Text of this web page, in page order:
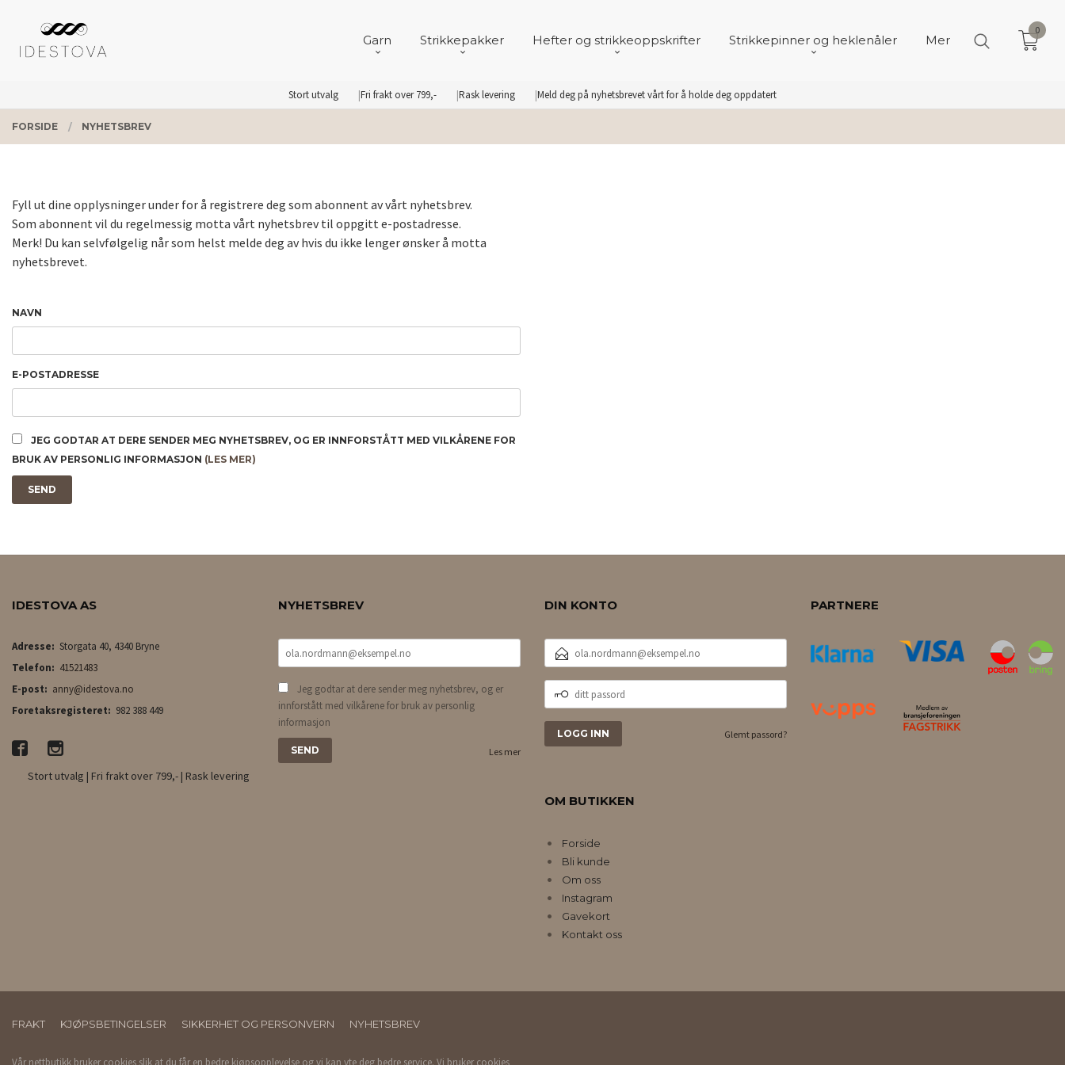
innholdet
Stort utvalg Fri frakt over 799,- Rask levering Meld deg på nyhetsbrevet vårt for å holde deg oppdatert
PRODUKTER
Garn Strikkepakker Hefter og strikkeoppskrifter Strikkepinner og heklenåler Mer
0
FORSIDE NYHETSBREV
Fyll ut dine opplysninger under for å registrere deg som abonnent av vårt nyhetsbrev.
Som abonnent vil du regelmessig motta vårt nyhetsbrev til oppgitt e-postadresse.
Merk! Du kan selvfølgelig når som helst melde deg av hvis du ikke lenger ønsker å motta
nyhetsbrevet.
NAVN
E-POSTADRESSE
JEG GODTAR AT DERE SENDER MEG NYHETSBREV, OG ER INNFORSTÅTT MED VILKÅRENE FOR
BRUK AV PERSONLIG INFORMASJON (LES MER)
IDESTOVA AS
Adresse: Storgata 40, 4340 Bryne
Telefon: 41521483
E-post: anny@idestova.no
Foretaksregisteret: 982 388 449
Stort utvalg | Fri frakt over 799,- | Rask levering
NYHETSBREV
Jeg godtar at dere sender meg nyhetsbrev, og er
innforstått med vilkårene for bruk av personlig
informasjon
Les mer
DIN KONTO
POSTADRESSE
PASSORD
Glemt passord?
OM BUTIKKEN
Forside
Bli kunde
Om oss
Instagram
Gavekort
Kontakt oss
PARTNERE
FRAKT KJØPSBETINGELSER SIKKERHET OG PERSONVERN NYHETSBREV
Vår nettbutikk bruker cookies slik at du får en bedre kjøpsopplevelse og vi kan yte deg bedre service. Vi bruker cookies